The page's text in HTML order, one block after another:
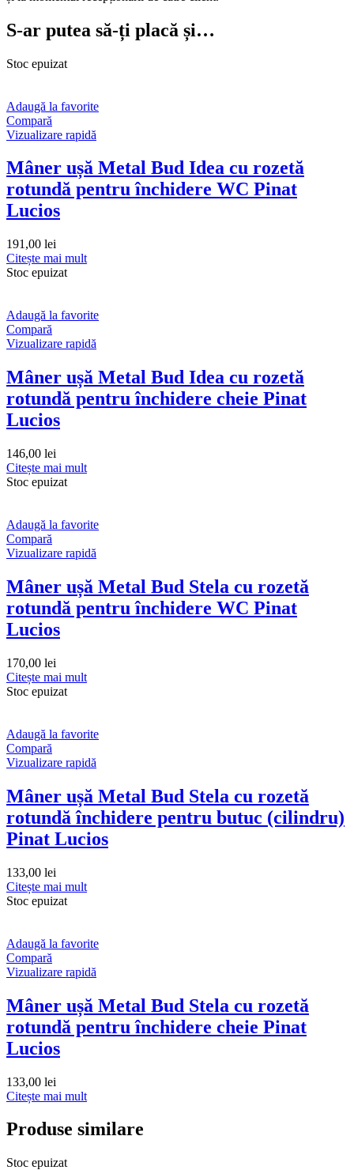
S-ar putea să-ți placă și…
Stoc epuizat
Adaugă la favorite
Compară
Vizualizare rapidă
Mâner ușă Metal Bud Idea cu rozetă
rotundă pentru închidere WC Pinat
Lucios
191,00 lei
Citește mai mult
Stoc epuizat
Adaugă la favorite
Compară
Vizualizare rapidă
Mâner ușă Metal Bud Idea cu rozetă
rotundă pentru închidere cheie Pinat
Lucios
146,00 lei
Citește mai mult
Stoc epuizat
Adaugă la favorite
Compară
Vizualizare rapidă
Mâner ușă Metal Bud Stela cu rozetă
rotundă pentru închidere WC Pinat
Lucios
170,00 lei
Citește mai mult
Stoc epuizat
Adaugă la favorite
Compară
Vizualizare rapidă
Mâner ușă Metal Bud Stela cu rozetă
rotundă închidere pentru butuc (cilindru)
Pinat Lucios
133,00 lei
Citește mai mult
Stoc epuizat
Adaugă la favorite
Compară
Vizualizare rapidă
Mâner ușă Metal Bud Stela cu rozetă
rotundă pentru închidere cheie Pinat
Lucios
133,00 lei
Citește mai mult
Produse similare
Stoc epuizat